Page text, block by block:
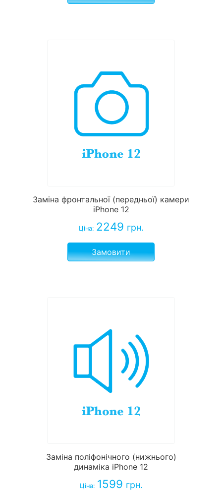
Заміна фронтальної (передньої) камери
iPhone 12
Ціна: 2249 грн.
Замовити
Заміна поліфонічного (нижнього)
динаміка iPhone 12
Ціна: 1599 грн.